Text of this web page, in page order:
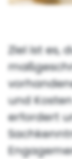
Ziel ist es,
und
erfordert